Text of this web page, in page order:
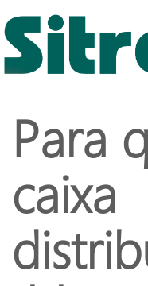
Para
caixa